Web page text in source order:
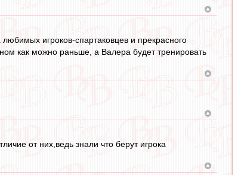
игроков-спартаковцев и прекрасного
как можно раньше, а Валера будет тренировать
от них,ведь знали что берут игрока